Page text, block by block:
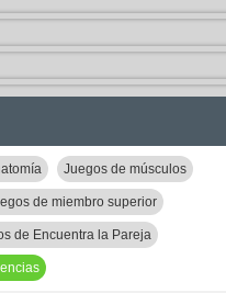
Juegos de músculos
de miembro superior
de Encuentra la Pareja